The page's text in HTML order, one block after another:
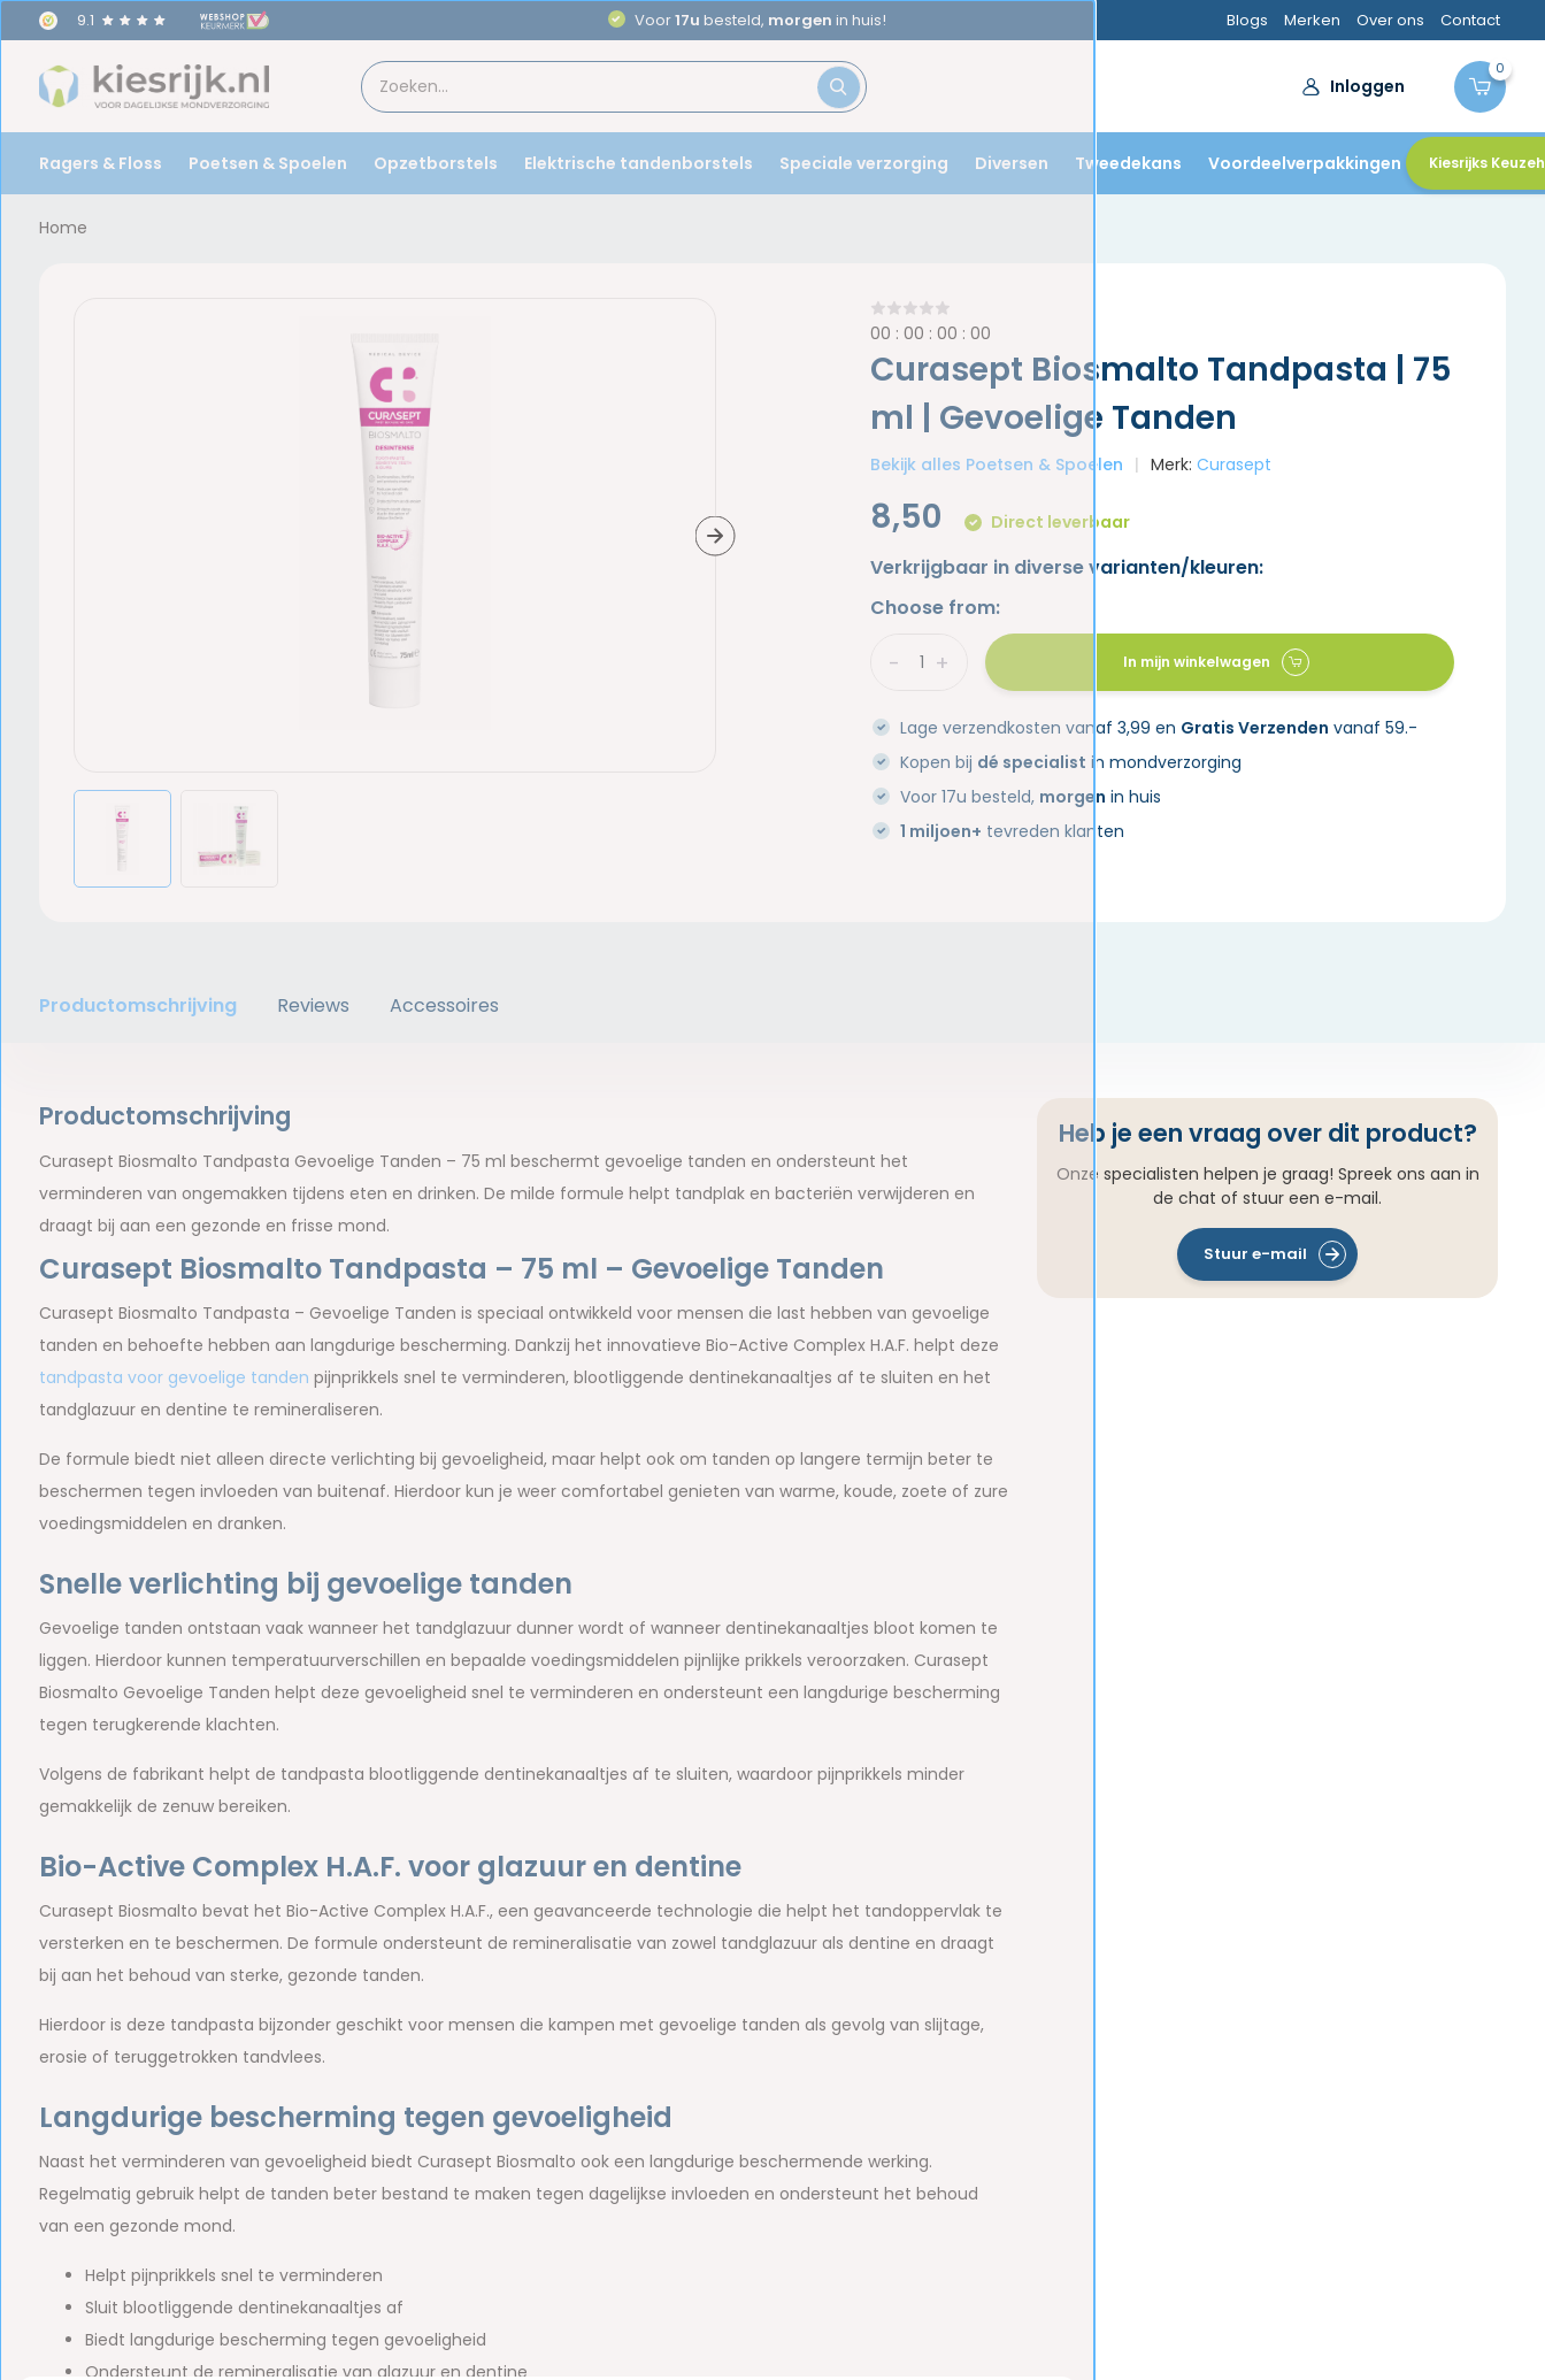
9.1 Aanbevolen doortandartsen Blogs Merken Over ons Contact
Inloggen
0
Ragers & Floss Poetsen & Spoelen Opzetborstels Elektrische tandenborstels Speciale verzorging Diversen Tweedekans Voordeelverpakkingen Kiesrijks
Home
00 :00 :00 :00
Curasept Biosmalto Tandpasta | 75
ml | Gevoelige Tanden
Bekijk alles Poetsen & Spoelen Merk:Curasept
8,50 Direct leverbaar
Verkrijgbaar in diverse varianten/kleuren:
Choose from:
+
- In mijn winkelwagen
Lage verzendkosten vanaf 3,99 en Gratis Verzenden vanaf 59.-
Kopen bij dé specialist in mondverzorging
Voor 17u besteld, morgen in huis
1 miljoen+ tevreden klanten
Productomschrijving Reviews Accessoires
Productomschrijving
Curasept Biosmalto Tandpasta Gevoelige Tanden – 75 ml beschermt gevoelige tanden en ondersteunt het
verminderen van ongemakken tijdens eten en drinken. De milde formule helpt tandplak en bacteriën verwijderen en
draagt bij aan een gezonde en frisse mond.
Curasept Biosmalto Tandpasta – 75 ml – Gevoelige Tanden
Curasept Biosmalto Tandpasta – Gevoelige Tanden is speciaal ontwikkeld voor mensen die last hebben van gevoelige
tanden en behoefte hebben aan langdurige bescherming. Dankzij het innovatieve Bio-Active Complex H.A.F. helpt deze
tandpasta voor gevoelige tanden pijnprikkels snel te verminderen, blootliggende dentinekanaaltjes af te sluiten en het
tandglazuur en dentine te remineraliseren.
De formule biedt niet alleen directe verlichting bij gevoeligheid, maar helpt ook om tanden op langere termijn beter te
beschermen tegen invloeden van buitenaf. Hierdoor kun je weer comfortabel genieten van warme, koude, zoete of zure
voedingsmiddelen en dranken.
Snelle verlichting bij gevoelige tanden
Gevoelige tanden ontstaan vaak wanneer het tandglazuur dunner wordt of wanneer dentinekanaaltjes bloot komen te
liggen. Hierdoor kunnen temperatuurverschillen en bepaalde voedingsmiddelen pijnlijke prikkels veroorzaken. Curasept
Biosmalto Gevoelige Tanden helpt deze gevoeligheid snel te verminderen en ondersteunt een langdurige bescherming
tegen terugkerende klachten.
Volgens de fabrikant helpt de tandpasta blootliggende dentinekanaaltjes af te sluiten, waardoor pijnprikkels minder
gemakkelijk de zenuw bereiken.
Bio-Active Complex H.A.F. voor glazuur en dentine
Curasept Biosmalto bevat het Bio-Active Complex H.A.F., een geavanceerde technologie die helpt het tandoppervlak te
versterken en te beschermen. De formule ondersteunt de remineralisatie van zowel tandglazuur als dentine en draagt
bij aan het behoud van sterke, gezonde tanden.
Hierdoor is deze tandpasta bijzonder geschikt voor mensen die kampen met gevoelige tanden als gevolg van slijtage,
erosie of teruggetrokken tandvlees.
Langdurige bescherming tegen gevoeligheid
Naast het verminderen van gevoeligheid biedt Curasept Biosmalto ook een langdurige beschermende werking.
Regelmatig gebruik helpt de tanden beter bestand te maken tegen dagelijkse invloeden en ondersteunt het behoud
van een gezonde mond.
Helpt pijnprikkels snel te verminderen
Sluit blootliggende dentinekanaaltjes af
Biedt langdurige bescherming tegen gevoeligheid
Ondersteunt de remineralisatie van glazuur en dentine
Heb je een vraag over dit product?
Onze specialisten helpen je graag! Spreek ons aan in
de chat of stuur een e-mail.
Stuur e-mail